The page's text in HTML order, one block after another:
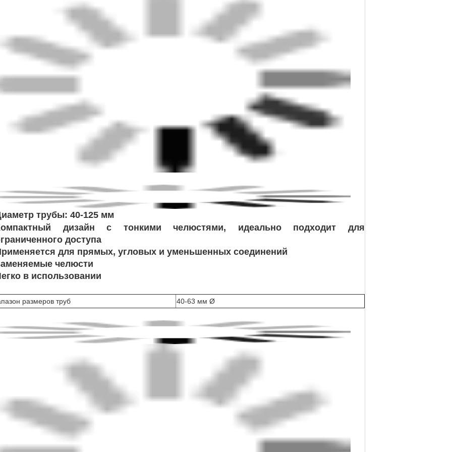
трубы: 40-125 мм
дизайн с тонкими челюстями, идеально подходит для
доступа
для прямых, угловых и уменьшенных соединений
челюсти
в использовании
размеров труб 40-63 мм Ø